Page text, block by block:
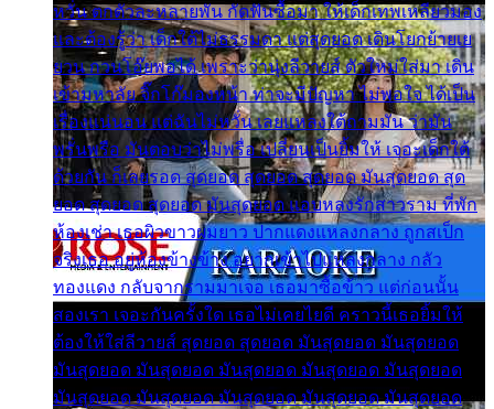
หวั่น ตกตัวละหลายพัน กัดฟันซื้อมา ให้เด็กเทพเหลียวมอง
และต้องรู้ว่า เด็กใต้ไม่ธรรมดา แต่สุดยอด เดินโยกย้ายเย
ยวน กวนโอ๊ยพอได้ เพราะว่านุ่งลีวายส์ ตัวใหม่ใส่มา เดิน
เข้ามหาลัย จิ๊กโก๊มองหน้า ท่าจะมีปัญหา ไม่พอใจ ได้เป็น
เรื่องแน่นอน แต่ฉันไม่หวั่น เลยแหลงใต้ถามมัน ว่ามัน
พรั่นพรือ มันตอบว่าไม่พรื่อ เปลี่ยนเป็นยิ้มให้ เจอะเด็กใต้
ด้วยกัน ก็เลยรอด สุดยอด สุดยอด สุดยอด มันสุดยอด สุด
ยอด สุดยอด สุดยอด มันสุดยอด แอบหลงรักสาวราม ที่พัก
ห้องเช่า เธอผิวขาวผมยาว ปากแดงแหลงกลาง ถูกสเป็ก
จริงเธอ อยู่ห้องข้างข้าง อยากเข้าไปแหลงกลาง กลัว
ทองแดง กลับจากรามมาเจอ เธอมาซื้อข้าว แต่ก่อนนั้น
สองเรา เจอะกันครั้งใด เธอไม่เคยไยดี คราวนี้เธอยิ้มให้
ต้องให้ใส่ลีวายส์ สุดยอด สุดยอด มันสุดยอด มันสุดยอด
มันสุดยอด มันสุดยอด มันสุดยอด มันสุดยอด มันสุดยอด
มันสุดยอด มันสุดยอด มันสุดยอด มันสุดยอด มันสุดยอด